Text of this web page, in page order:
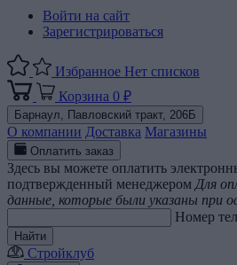
Войти на сайт
Зарегистрироваться
Избранное Нет списков
Корзина 0 ₽
Барнаул, Павловский тракт, 206Б
О компании Доставка Магазины
Оплатить заказ
Здесь вы можете оплатить
подтвержденный менеджером Для
данные, которые были указаны при
Номер
Найти
Стройклуб